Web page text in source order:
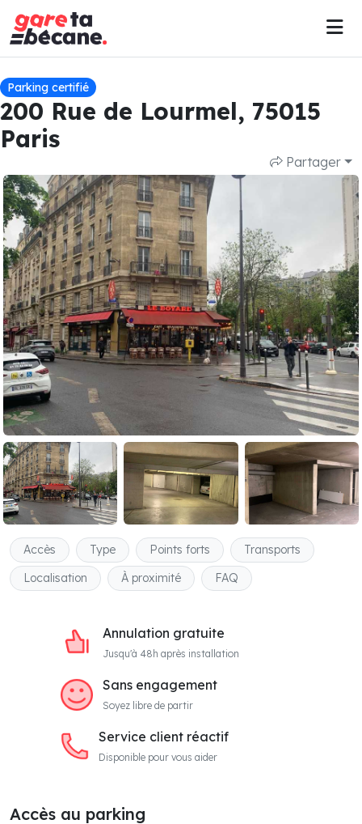
Parking certifié
200 Rue de Lourmel, 75015
Paris
Partager
Accès Type Points forts
Transports
Localisation
À proximité FAQ
Annulation gratuite
Jusqu'à 48h après installation
Sans engagement
Soyez libre de partir
Service client réactif
Disponible pour vous aider
Accès au parking